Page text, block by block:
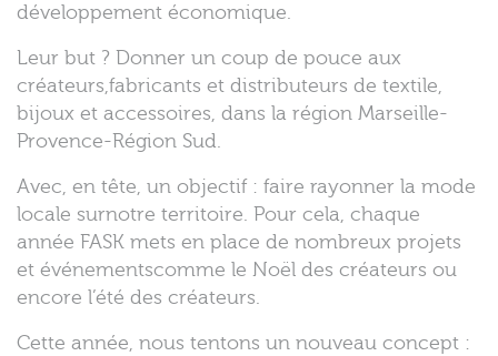
développement économique.
Leur but ? Donner un coup de pouce aux
créateurs,fabricants et distributeurs de textile,
bijoux et accessoires, dans la région Marseille-
Provence-Région Sud.
Avec, en tête, un objectif : faire rayonner la mode
locale surnotre territoire. Pour cela, chaque
année FASK mets en place de nombreux projets
et événementscomme le Noël des créateurs ou
encore l’été des créateurs.
Cette année, nous tentons un nouveau concept :